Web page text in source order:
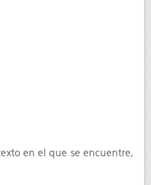
en el que se encuentre,